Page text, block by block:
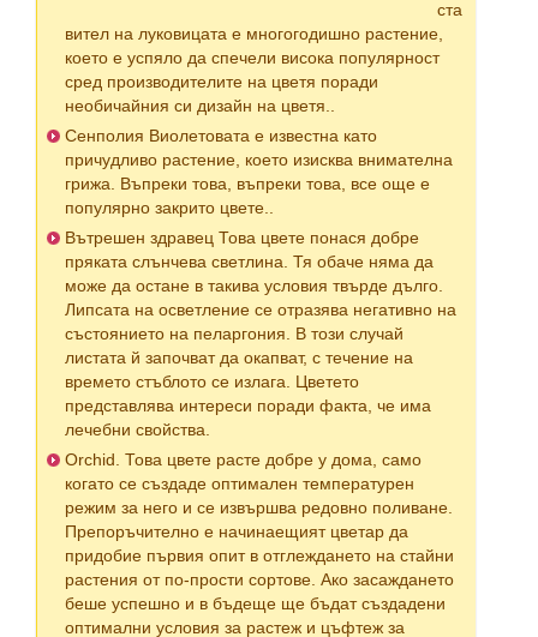
ста
вител на луковицата е многогодишно растение,
което е успяло да спечели висока популярност
сред производителите на цветя поради
необичайния си дизайн на цветя..
Сенполия Виолетовата е известна като
причудливо растение, което изисква внимателна
грижа. Въпреки това, въпреки това, все още е
популярно закрито цвете..
Вътрешен здравец Това цвете понася добре
пряката слънчева светлина. Тя обаче няма да
може да остане в такива условия твърде дълго.
Липсата на осветление се отразява негативно на
състоянието на пеларгония. В този случай
листата й започват да окапват, с течение на
времето стъблото се излага. Цветето
представлява интереси поради факта, че има
лечебни свойства.
Orchid. Това цвете расте добре у дома, само
когато се създаде оптимален температурен
режим за него и се извършва редовно поливане.
Препоръчително е начинаещият цветар да
придобие първия опит в отглеждането на стайни
растения от по-прости сортове. Ако засаждането
беше успешно и в бъдеще ще бъдат създадени
оптимални условия за растеж и цъфтеж за